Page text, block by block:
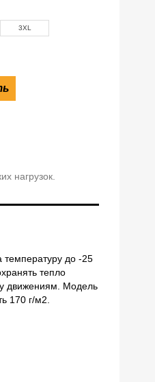
3XL
нагрузок.
температуру до -25
тепло
движениям. Модель
170 г/м2.